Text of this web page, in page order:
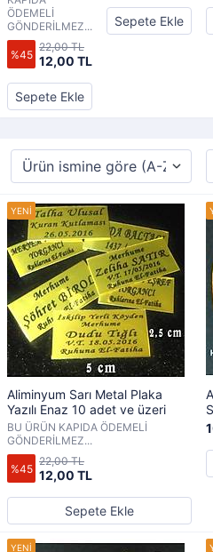
ÖDEMELİ
GÖNDERİLMEZ...
%45 12,00 TL
22,00 TL
Sepete Ekle
Sepete Ekle
Aliminyum Sarı Metal Plaka
Yazılı Enaz 10 adet ve üzeri
BU ÜRÜN KAPIDA ÖDEMELİ
GÖNDERİLMEZ...
%45 12,00 TL
22,00 TL
Sepete Ekle